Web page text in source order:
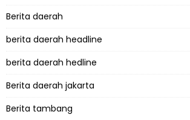
Berita daerah
berita daerah headline
berita daerah hedline
Berita daerah jakarta
Berita tambang